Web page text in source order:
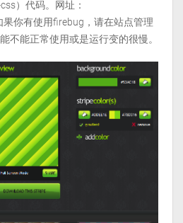
）代码。网址：
你有使用firebug，请在站点管理
不能正常使用或是运行变的很慢。